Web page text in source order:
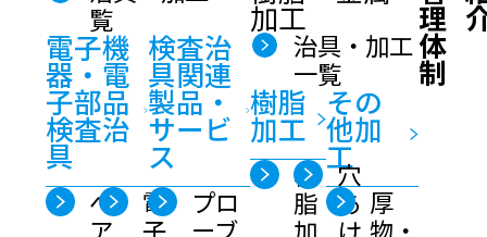
覧
電子機
器・電
子部品
検査治
具
ベ
ア
電
子
検査治
具関連
製品・
サービ
ス
プロ
ーブ
加工
治具・加工
一覧
樹脂
加工
樹
脂
穴
あ
その
他加
工
厚
物・
理
体
制
樹脂加工・微細穴加工
受託サービス